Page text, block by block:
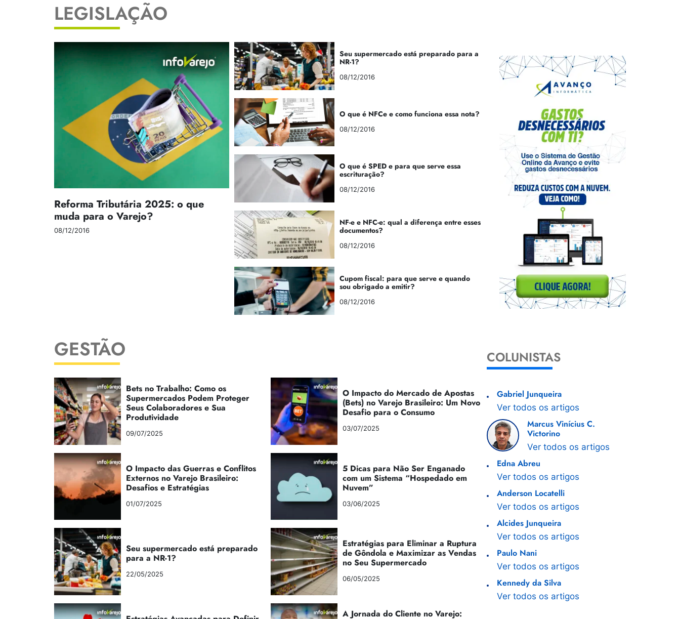
LEGISLAÇÃO
Reforma Tributária 2025: o que
muda para o Varejo?
08/12/2016
Seu supermercado está preparado para a
NR-1?
08/12/2016
O que é NFCe e como funciona essa nota?
08/12/2016
O que é SPED e para que serve essa
escrituração?
08/12/2016
NF-e e NFC-e: qual a diferença entre esses
documentos?
08/12/2016
Cupom fiscal: para que serve e quando
sou obrigado a emitir?
08/12/2016
GESTÃO
Bets no Trabalho: Como os
Supermercados Podem Proteger
Seus Colaboradores e Sua
Produtividade
09/07/2025
O Impacto do Mercado de Apostas
(Bets) no Varejo Brasileiro: Um Novo
Desafio para o Consumo
03/07/2025
O Impacto das Guerras e Conflitos
Externos no Varejo Brasileiro:
Desafios e Estratégias
01/07/2025
5 Dicas para Não Ser Enganado
com um Sistema “Hospedado em
Nuvem”
03/06/2025
Seu supermercado está preparado
para a NR-1?
22/05/2025
Estratégias para Eliminar a Ruptura
de Gôndola e Maximizar as Vendas
no Seu Supermercado
06/05/2025
A Jornada do Cliente no Varejo:
COLUNISTAS
Gabriel Junqueira
Ver todos os artigos
Marcus Vinícius C.
Victorino
Ver todos os artigos
Edna Abreu
Ver todos os artigos
Anderson Locatelli
Ver todos os artigos
Alcides Junqueira
Ver todos os artigos
Paulo Nani
Ver todos os artigos
Kennedy da Silva
Ver todos os artigos